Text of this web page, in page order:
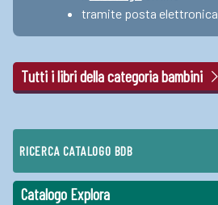
tramite posta elettronica
Tutti i libri della categoria bambini
RICERCA CATALOGO BDB
Catalogo Explora